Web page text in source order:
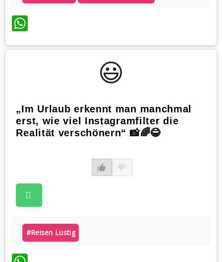
WhatsApp
😃️
„Im Urlaub erkennt man manchmal
erst, wie viel Instagramfilter die
Realität verschönern“ 📸🌈😂
#reisen Lustig